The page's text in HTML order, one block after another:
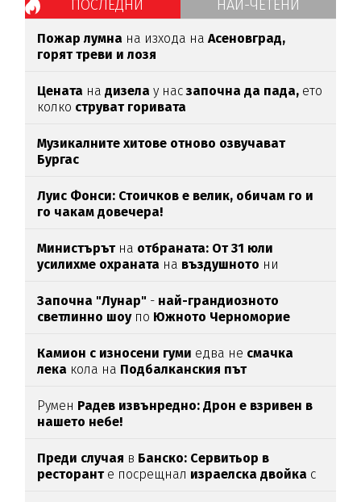
ПОСЛЕДНИ НАЙ-ЧЕТЕНИ
Пожар лумна на изхода наАсеновград,
горят треви и лозя
Цената надизела у насзапочна да пада, ето
колко струват горивата
Музикалните хитове отново озвучават
Бургас
Луис Фонси: Стоичков е велик, обичам го и
го чакам довечера!
Министърътна отбраната: От 31 юли
усилихме охраната на въздушното ни
Започна "Лунар" - най-грандиозното
светлинно шоупо Южното Черноморие
Камион с износени гуми едва нe смачка
лека кола на Подбалканския път
Румен Радев извънредно: Дрон е взривен в
нашето небе!
Преди случая в Банско: Сервитьор в
ресторант е посрещнал израелска двойка с